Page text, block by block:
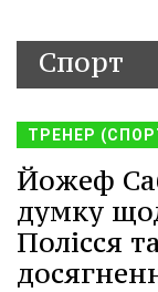
Спорт
ТРЕНЕР
Йожеф
думку
Полісся